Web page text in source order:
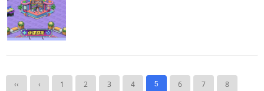
‹‹ ‹ 1 2 3 4 5 6 7 8